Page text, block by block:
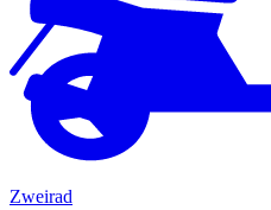
Zweirad